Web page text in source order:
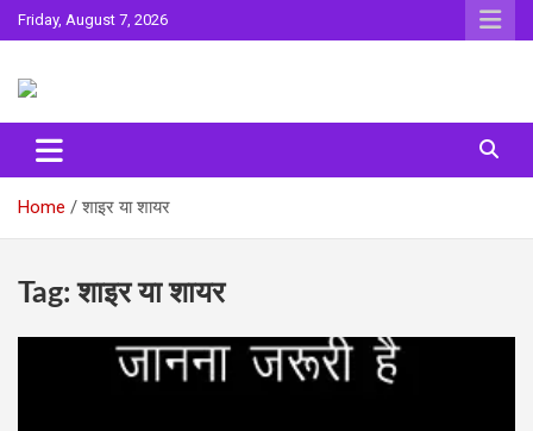
Skip
to
Friday, August 7, 2026
Surta
Home शाइर या शायर
Tag:शाइर या शायर